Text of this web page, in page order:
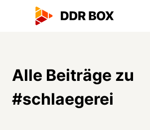
Alle Beiträge zu
#schlaegerei